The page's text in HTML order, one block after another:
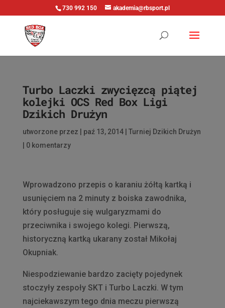
730 992 150 akademia@rbsport.pl
Turbo Laczki zwycięzcą piątej
kolejki OCS Red Box Ligi
Dzikich Drużyn
utworzone przez paź 13, 2014| Turniej Dzikich Drużyn
0 komentarzy
Wprowadzono przepis o karaniu żółtą kartką i
usunięciem na 2 minuty z boiska zawodnika,
który posługuje się wulgaryzmami do
przeciwnika i swojego kolegi. Pierwszą,
historyczną kartką ukarany został Mikołaj
Okupniak.
Niespodziewanie bardzo zacięty pojedynek
stoczyły zespoły SKT i Turbo Laczki. W tym
najciekawszym tego dnia meczu pierwszą